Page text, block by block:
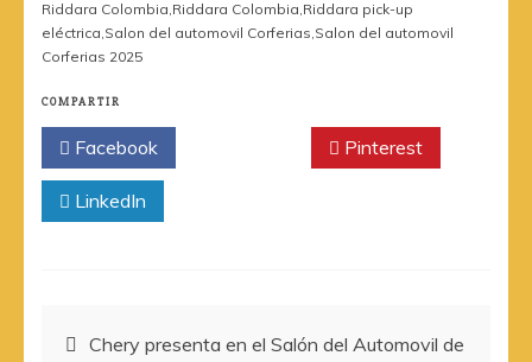
Riddara Colombia Riddara Colombia Riddara pick-up
eléctrica Salon del automovil Corferias Salon del automovil
Corferias 2025
COMPARTIR
Facebook Pinterest
LinkedIn
Navegación
Chery presenta en el Salón del Automovil de